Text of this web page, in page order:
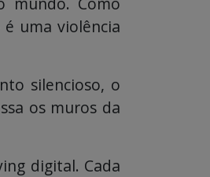
uma violência
silencioso, o
os muros da
digital. Cada